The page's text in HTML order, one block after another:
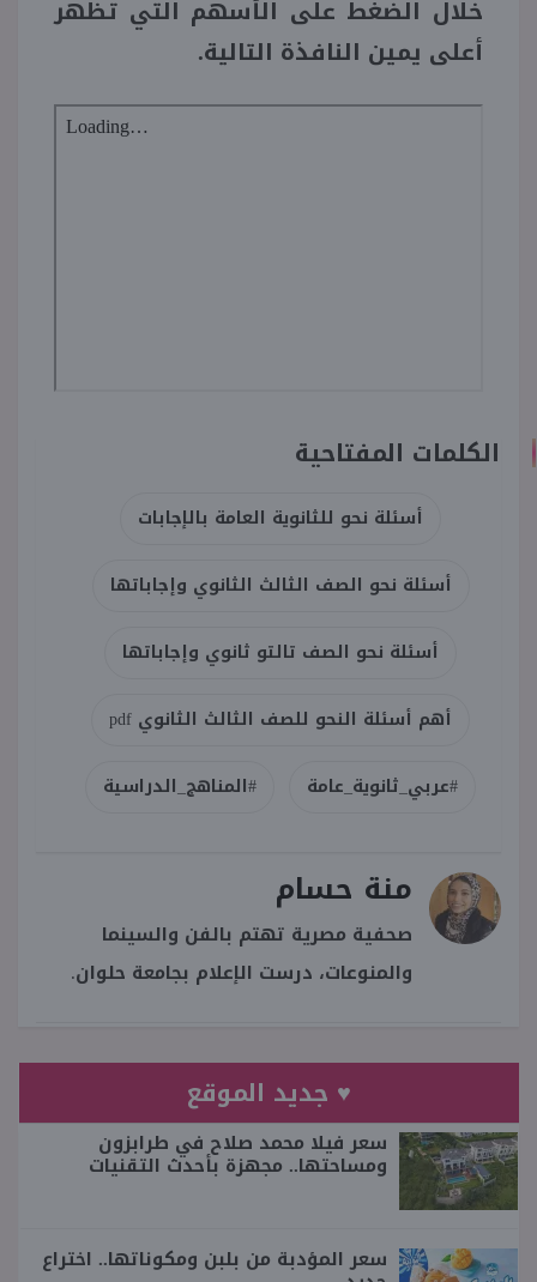
خلال الضغط على الأسهم التي تظهر
أعلى يمين النافذة التالية.
الكلمات المفتاحية
أسئلة نحو للثانوية العامة بالإجابات
أسئلة نحو الصف الثالث الثانوي وإجاباتها
أسئلة نحو الصف تالتو ثانوي وإجاباتها
أهم أسئلة النحو للصف الثالث الثانوي pdf
#عربي_ثانوية_عامة #المناهج_الدراسية
منة حسام
صحفية مصرية تهتم بالفن والسينما
والمنوعات، درست الإعلام بجامعة حلوان.
♥ جديد الموقع
سعر فيلا محمد صلاح في طرابزون
ومساحتها.. مجهزة بأحدث التقنيات
سعر المؤدبة من بلبن ومكوناتها.. اختراع